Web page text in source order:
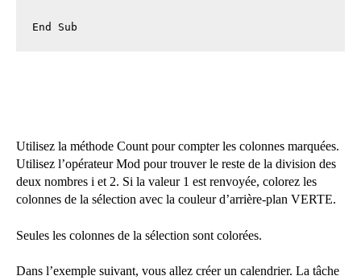
End Sub
Utilisez la méthode Count pour compter les colonnes marquées.
Utilisez l’opérateur Mod pour trouver le reste de la division des
deux nombres i et 2. Si la valeur 1 est renvoyée, colorez les
colonnes de la sélection avec la couleur d’arrière-plan VERTE.
Seules les colonnes de la sélection sont colorées.
Dans l’exemple suivant, vous allez créer un calendrier. La tâche